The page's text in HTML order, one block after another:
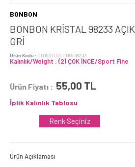
BONBON
BONBON KRİSTAL 98233 AÇIK
GRI
Ürün Kodu : 00153.001.0096.98233
Kalınlık/Weight : (2) ÇOK İNCE/Sport Fine
Ürün Fiyatı : 55,00 TL
İplik Kalınlık Tablosu
Renk Seçiniz
Ürün Açıklaması